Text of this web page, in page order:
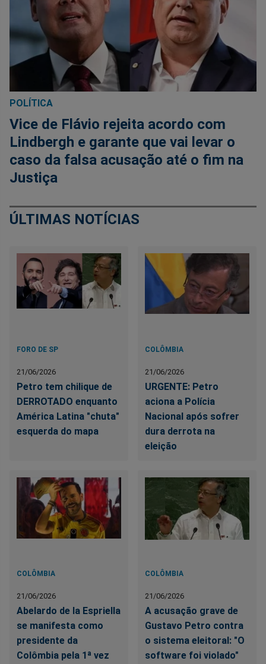
POLÍTICA
Vice de Flávio rejeita acordo com
Lindbergh e garante que vai levar o
caso da falsa acusação até o fim na
Justiça
ÚLTIMAS NOTÍCIAS
FORO DE SP
21/06/2026
Petro tem chilique de
DERROTADO enquanto
América Latina "chuta"
esquerda do mapa
COLÔMBIA
21/06/2026
URGENTE: Petro
aciona a Polícia
Nacional após sofrer
dura derrota na
eleição
COLÔMBIA
21/06/2026
Abelardo de la Espriella
se manifesta como
presidente da
Colômbia pela 1ª vez
COLÔMBIA
21/06/2026
A acusação grave de
Gustavo Petro contra
o sistema eleitoral: "O
software foi violado"